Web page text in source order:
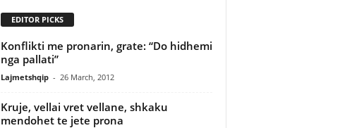
EDITOR PICKS
Konflikti me pronarin, grate: “Do hidhemi
nga pallati”
Lajmetshqip - 26 March, 2012
Kruje, vellai vret vellane, shkaku
mendohet te jete prona